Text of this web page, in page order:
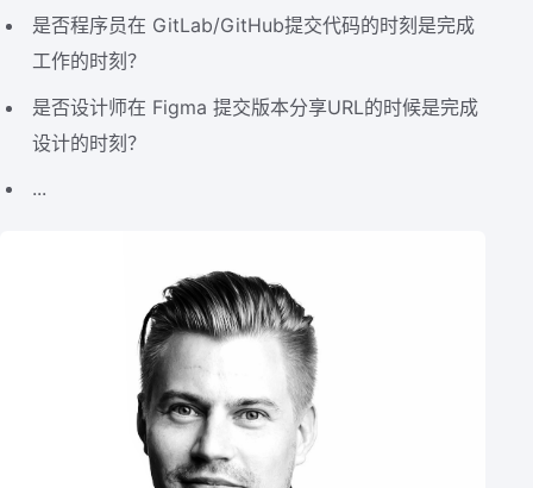
是否程序员在 GitLab/GitHub提交代码的时刻是完成
工作的时刻？
是否设计师在 Figma 提交版本分享URL的时候是完成
设计的时刻？
...